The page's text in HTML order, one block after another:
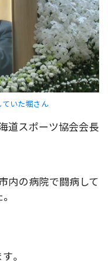
いた堀さん
道スポーツ協会会長
内の病院で闘病して
。